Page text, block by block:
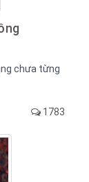
chưa từng
1783